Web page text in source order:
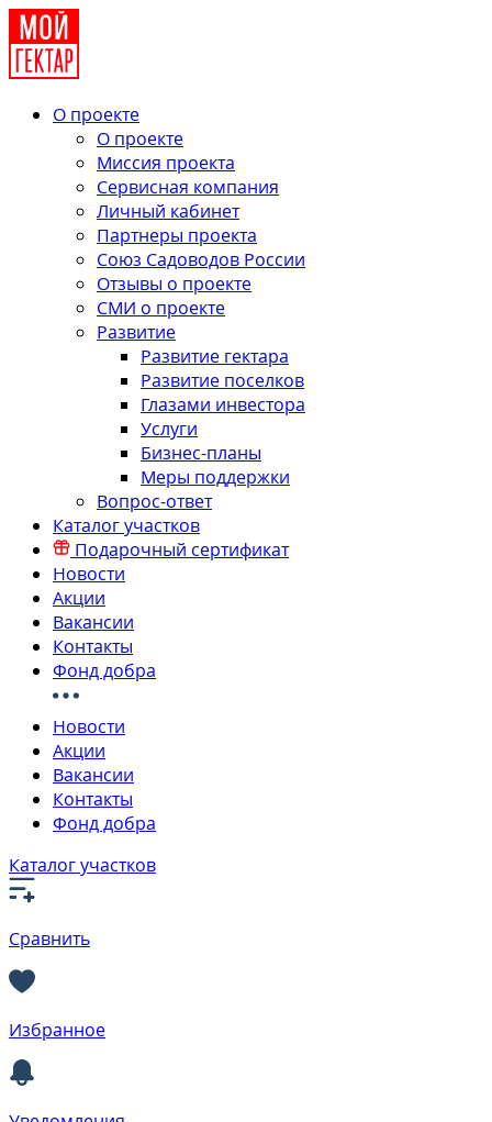
О проекте
О проекте
Миссия проекта
Сервисная компания
Личный кабинет
Партнеры проекта
Союз Садоводов России
Отзывы о проекте
СМИ о проекте
Развитие
Развитие гектара
Развитие поселков
Глазами инвестора
Услуги
Бизнес-планы
Меры поддержки
Вопрос-ответ
Каталог участков
Подарочный сертификат
Новости
Акции
Вакансии
Контакты
Фонд добра
Новости
Акции
Вакансии
Контакты
Фонд добра
Каталог участков
Сравнить
Избранное